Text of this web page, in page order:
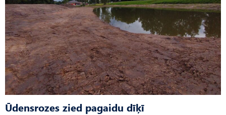
Ūdensrozes zied pagaidu dīķī